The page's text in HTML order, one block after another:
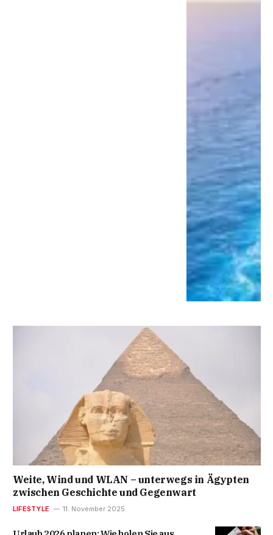
Weite, Wind und WLAN – unterwegs in Ägypten
zwischen Geschichte und Gegenwart
LIFESTYLE 11. November 2025